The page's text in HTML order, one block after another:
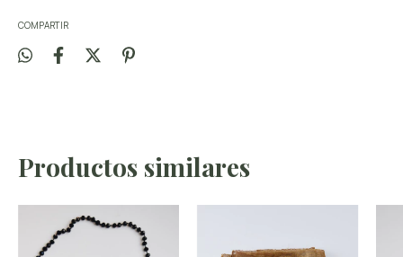
COMPARTIR
Productos similares